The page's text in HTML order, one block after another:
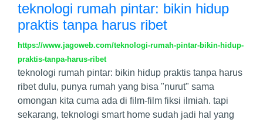
teknologi rumah pintar: bikin hidup
praktis tanpa harus ribet
https://www.jagoweb.com/teknologi-rumah-pintar-bikin-hidup-
praktis-tanpa-harus-ribet
teknologi rumah pintar: bikin hidup praktis tanpa harus
ribet dulu, punya rumah yang bisa "nurut" sama
omongan kita cuma ada di film-film fiksi ilmiah. tapi
sekarang, teknologi smart home sudah jadi hal yang